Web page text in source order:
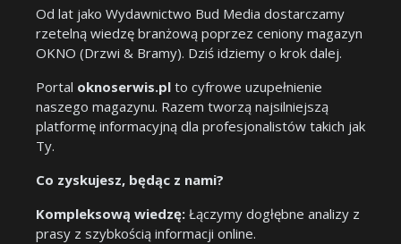
Od lat jako Wydawnictwo Bud Media dostarczamy
rzetelną wiedzę branżową poprzez ceniony magazyn
OKNO (Drzwi & Bramy). Dziś idziemy o krok dalej.
Portal oknoserwis.pl to cyfrowe uzupełnienie
naszego magazynu. Razem tworzą najsilniejszą
platformę informacyjną dla profesjonalistów takich jak
Ty.
Co zyskujesz, będąc z nami?
Kompleksową wiedzę: Łączymy dogłębne analizy z
prasy z szybkością informacji online.